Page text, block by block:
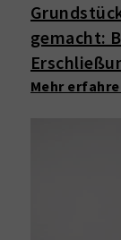
gemacht:
Mehr